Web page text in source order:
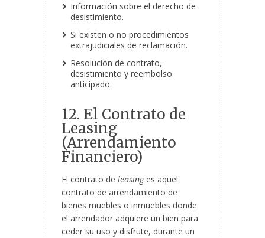
Información sobre el derecho de
desistimiento.
Si existen o no procedimientos
extrajudiciales de reclamación.
Resolución de contrato,
desistimiento y reembolso
anticipado.
12. El Contrato de
Leasing
(Arrendamiento
Financiero)
El contrato de leasinges aquel
contrato de arrendamiento de
bienes muebles o inmuebles donde
el arrendador adquiere un bien para
ceder su uso y disfrute, durante un